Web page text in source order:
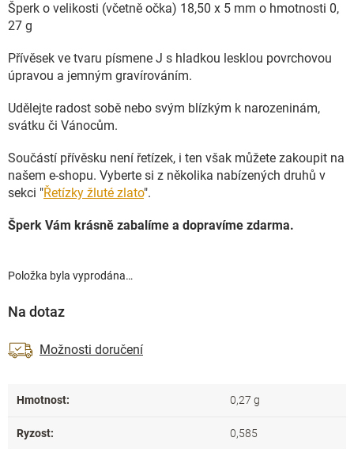
Položka byla vyprodána…
Šperk o velikosti (včetně očka) 18,50 x 5 mm o hmotnosti 0,
27 g
Přívěsek ve tvaru písmene J s hladkou lesklou povrchovou
úpravou a jemným gravírováním.
Udělejte radost sobě nebo svým blízkým k narozeninám,
svátku či Vánocům.
Součástí přívěsku není řetízek, i ten však můžete zakoupit na
našem e-shopu. Vyberte si z několika nabízených druhů v
sekci "Řetízky žluté zlato".
Šperk Vám krásně zabalíme a dopravíme zdarma.
Na dotaz
Možnosti doručení
Hmotnost: 0,27 g
Ryzost: 0,585